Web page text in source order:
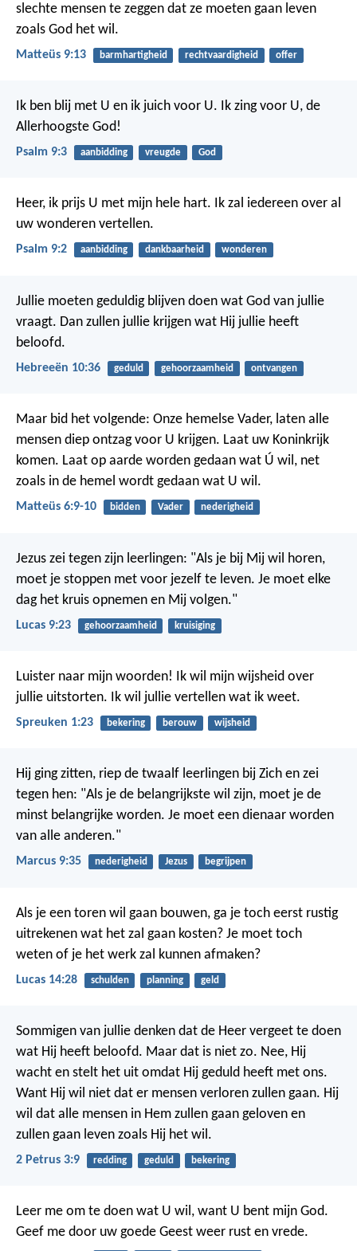
slechte mensen te zeggen dat ze moeten gaan leven
zoals God het wil.
Matteüs 9:13 barmhartigheid rechtvaardigheid offer
Ik ben blij met U en ik juich voor U. Ik zing voor U, de
Allerhoogste God!
Psalm 9:3 aanbidding vreugde God
Heer, ik prijs U met mijn hele hart. Ik zal iedereen over al
uw wonderen vertellen.
Psalm 9:2 aanbidding dankbaarheid wonderen
Jullie moeten geduldig blijven doen wat God van jullie
vraagt. Dan zullen jullie krijgen wat Hij jullie heeft
beloofd.
Hebreeën 10:36 geduld gehoorzaamheid ontvangen
Maar bid het volgende: Onze hemelse Vader, laten alle
mensen diep ontzag voor U krijgen. Laat uw Koninkrijk
komen. Laat op aarde worden gedaan wat Ú wil, net
zoals in de hemel wordt gedaan wat U wil.
Matteüs 6:9-10 bidden Vader nederigheid
Jezus zei tegen zijn leerlingen: "Als je bij Mij wil horen,
moet je stoppen met voor jezelf te leven. Je moet elke
dag het kruis opnemen en Mij volgen."
Lucas 9:23 gehoorzaamheid kruisiging
Luister naar mijn woorden! Ik wil mijn wijsheid over
jullie uitstorten. Ik wil jullie vertellen wat ik weet.
Spreuken 1:23 bekering berouw wijsheid
Hij ging zitten, riep de twaalf leerlingen bij Zich en zei
tegen hen: "Als je de belangrijkste wil zijn, moet je de
minst belangrijke worden. Je moet een dienaar worden
van alle anderen."
Marcus 9:35 nederigheid Jezus begrijpen
Als je een toren wil gaan bouwen, ga je toch eerst rustig
uitrekenen wat het zal gaan kosten? Je moet toch
weten of je het werk zal kunnen afmaken?
Lucas 14:28 schulden planning geld
Sommigen van jullie denken dat de Heer vergeet te doen
wat Hij heeft beloofd. Maar dat is niet zo. Nee, Hij
wacht en stelt het uit omdat Hij geduld heeft met ons.
Want Hij wil niet dat er mensen verloren zullen gaan. Hij
wil dat alle mensen in Hem zullen gaan geloven en
zullen gaan leven zoals Hij het wil.
2 Petrus 3:9 redding geduld bekering
Leer me om te doen wat U wil, want U bent mijn God.
Geef me door uw goede Geest weer rust en vrede.